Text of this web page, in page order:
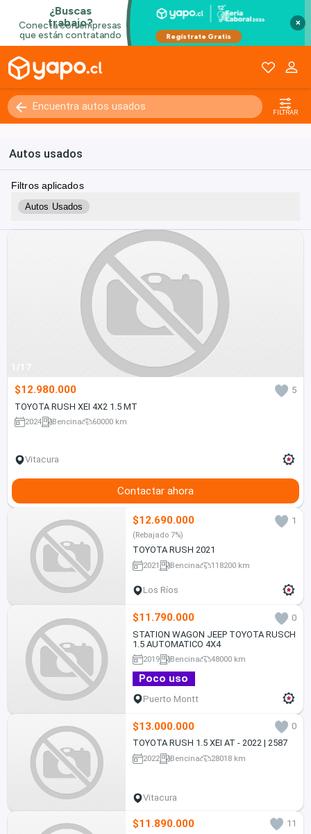
×
FILTRAR
Autos usados
Filtros aplicados
Autos Usados
1/17
$12.980.000
5
TOYOTA RUSH XEI 4X2 1.5 MT
2024 Bencina 60000 km
Vitacura
Contactar ahora
$12.690.000 1
(Rebajado 7%)
TOYOTA RUSH 2021
2021 Bencina 118200 km
Los Ríos
$11.790.000
0
STATION WAGON JEEP TOYOTA RUSCH
1.5 AUTOMATICO 4X4
2019 Bencina 48000 km
Poco uso
Puerto Montt
$13.000.000
0
TOYOTA RUSH 1.5 XEI AT - 2022 | 2587
2022 Bencina 28018 km
Vitacura
$11.890.000
11